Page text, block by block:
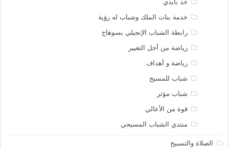
خد بايدي
خدمة بنات الملك وشباب له رؤية
رابطة الشباب الإنجيلي بسوهاج
رياضة من أجل التغيير
رياضة و أهداف
شباب للمسيح
شباب مؤثر
قوة من الأعالي
منتدي الشباب المسيحي
الصلاة والتسبيح